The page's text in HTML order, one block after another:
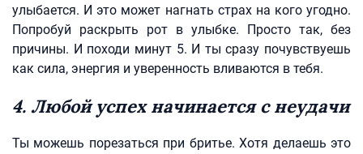
улыбается. И это может нагнать страх на кого угодно.
Попробуй раскрыть рот в улыбке. Просто так, без
причины. И походи минут 5. И ты сразу почувствуешь
как сила, энергия и уверенность вливаются в тебя.
4. Любой успех начинается с неудачи
Ты можешь порезаться при бритье. Хотя делаешь это